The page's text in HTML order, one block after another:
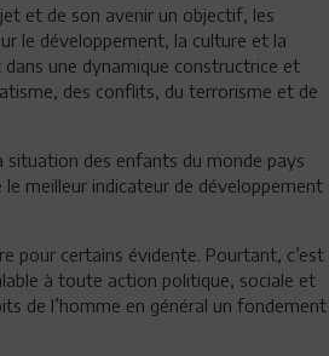
et de son avenir un objectif, les
le développement, la culture et la
une dynamique constructrice et
des conflits, du terrorisme et de
des enfants du monde pays
meilleur indicateur de développement
pour certains évidente. Pourtant, c’est
à toute action politique, sociale et
de l’homme en général un fondement